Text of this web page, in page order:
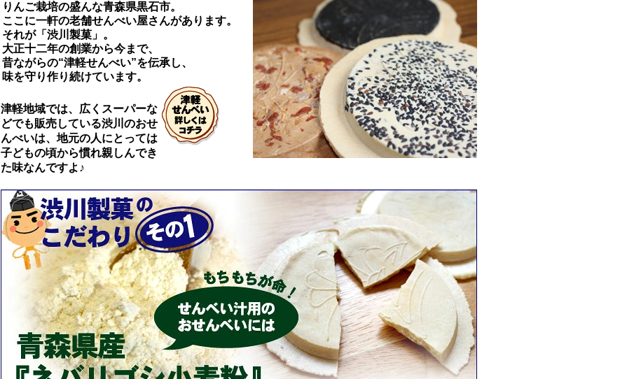
りんご栽培の盛んな青森県黒石市。
ここに一軒の老舗せんべい屋さんがあります。
それが「渋川製菓」。
大正十二年の創業から今まで、
昔ながらの“津軽せんべい”を伝承し、
味を守り作り続けています。
津軽地域では、広くスーパーな
どでも販売している渋川のおせ
んべいは、地元の人にとっては
子どもの頃から慣れ親しんでき
た味なんですよ♪